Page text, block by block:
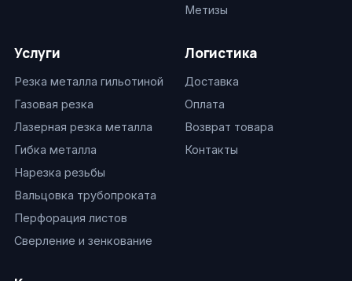
Метизы
Услуги
Резка металла гильотиной
Газовая резка
Лазерная резка металла
Гибка металла
Нарезка резьбы
Вальцовка трубопроката
Перфорация листов
Сверление и зенкование
Логистика
Доставка
Оплата
Возврат товара
Контакты